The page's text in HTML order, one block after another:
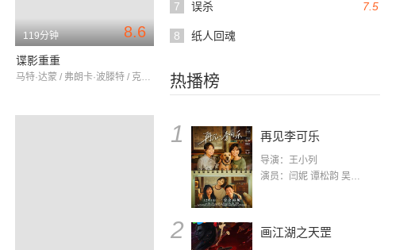
7.5
7 误杀
8 纸人回魂
热播榜
1 再见李可乐
导演：王小列
演员：闫妮 谭松韵 吴京 蒋龙 赵小棠 冯雷 李虎城 平安 小七 小可乐
2 画江湖之天罡
8.6
119分钟
谍影重重
马特·达蒙 / 弗朗卡·波滕特 / 克里斯·库珀